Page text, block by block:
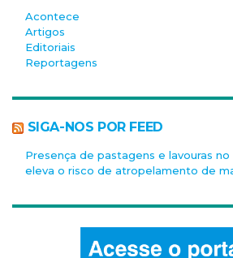
Acontece
Artigos
Editoriais
Reportagens
SIGA-NOS POR FEED
Presença de pastagens e lavouras
eleva o risco de atropelamento de